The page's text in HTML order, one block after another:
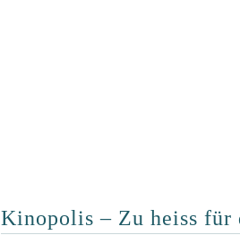
Kinopolis – Zu heiss für